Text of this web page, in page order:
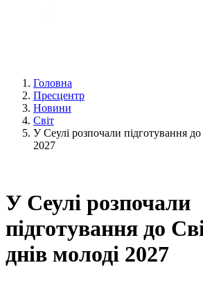
Головна
Пресцентр
Новини
Світ
У Сеулі розпочали підготування
2027
У Сеулі розпочали
підготування до
днів молоді 2027